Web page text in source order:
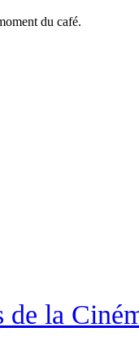
du café.
la